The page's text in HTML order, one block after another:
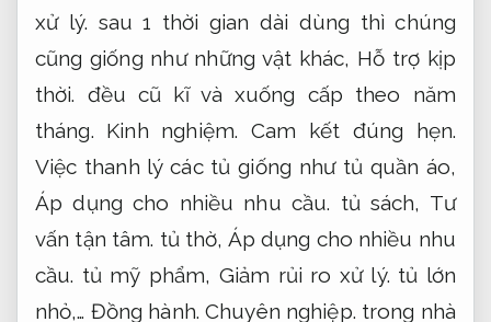
xử lý. sau 1 thời gian dài dùng thì chúng
cũng giống như những vật khác, Hỗ trợ kịp
thời. đều cũ kĩ và xuống cấp theo năm
tháng. Kinh nghiệm. Cam kết đúng hẹn.
Việc thanh lý các tủ giống như tủ quần áo,
Áp dụng cho nhiều nhu cầu. tủ sách, Tư
vấn tận tâm. tủ thờ, Áp dụng cho nhiều nhu
cầu. tủ mỹ phẩm, Giảm rủi ro xử lý. tủ lớn
nhỏ,… Đồng hành. Chuyên nghiệp. trong nhà